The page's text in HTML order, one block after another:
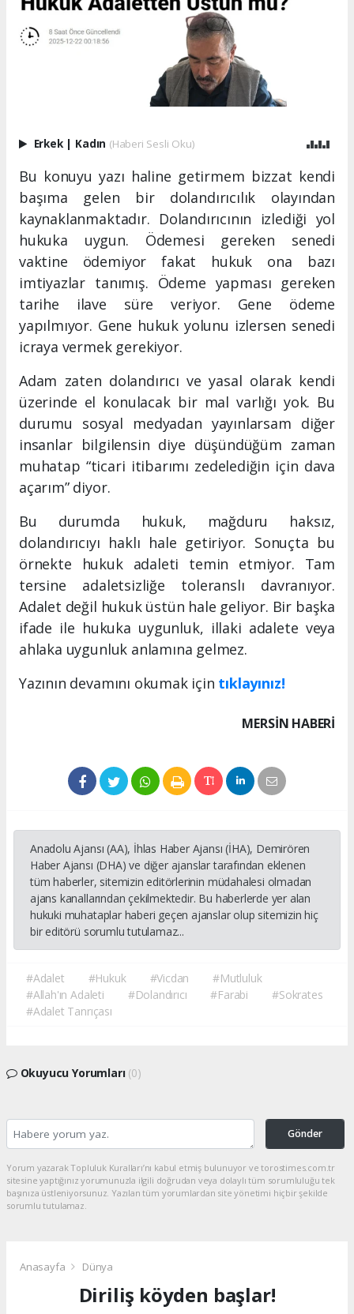
Erkek | Kadın (Haberi Sesli Oku)
Bu konuyu yazı haline getirmem bizzat kendi
başıma gelen bir dolandırıcılık olayından
kaynaklanmaktadır. Dolandırıcının izlediği yol
hukuka uygun. Ödemesi gereken senedi
vaktine ödemiyor fakat hukuk ona bazı
imtiyazlar tanımış. Ödeme yapması gereken
tarihe ilave süre veriyor. Gene ödeme
yapılmıyor. Gene hukuk yolunu izlersen senedi
icraya vermek gerekiyor.
Adam zaten dolandırıcı ve yasal olarak kendi
üzerinde el konulacak bir mal varlığı yok. Bu
durumu sosyal medyadan yayınlarsam diğer
insanlar bilgilensin diye düşündüğüm zaman
muhatap “ticari itibarımı zedelediğin için dava
açarım” diyor.
Bu durumda hukuk, mağduru haksız,
dolandırıcıyı haklı hale getiriyor. Sonuçta bu
örnekte hukuk adaleti temin etmiyor. Tam
tersine adaletsizliğe toleranslı davranıyor.
Adalet değil hukuk üstün hale geliyor. Bir başka
ifade ile hukuka uygunluk, illaki adalete veya
ahlaka uygunluk anlamına gelmez.
Yazının devamını okumak için tıklayınız!
MERSIN HABERİ
Anadolu Ajansı (AA), İhlas Haber Ajansı (İHA), Demirören
Haber Ajansı (DHA) ve diğer ajanslar tarafından eklenen
tüm haberler, sitemizin editörlerinin müdahalesi olmadan
ajans kanallarından çekilmektedir. Bu haberlerde yer alan
hukuki muhataplar haberi geçen ajanslar olup sitemizin hiç
bir editörü sorumlu tutulamaz...
#Adalet #Hukuk #Vicdan
#Mutluluk
#Allah'ın Adaleti
#Dolandırıcı #Farabi
#Sokrates
#Adalet Tanrıçası
Okuyucu Yorumları (0)
Gönder
Yorum yazarak Topluluk Kuralları’nı kabul etmiş bulunuyor ve torostimes.com.tr
sitesine yaptığınız yorumunuzla ilgili doğrudan veya dolaylı tüm sorumluluğu tek
başınıza üstleniyorsunuz. Yazılan tüm yorumlardan site yönetimi hiçbir şekilde
sorumlu tutulamaz.
Anasayfa Dünya
Diriliş köyden başlar!